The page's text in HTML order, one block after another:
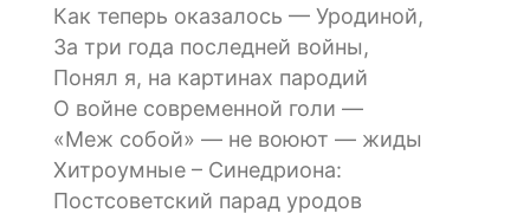
Как теперь оказалось — Уродиной,
За три года последней войны,
Понял я, на картинах пародий
О войне современной голи —
«Меж собой» — не воюют — жиды
Хитроумные – Синедриона:
Постсоветский парад уродов